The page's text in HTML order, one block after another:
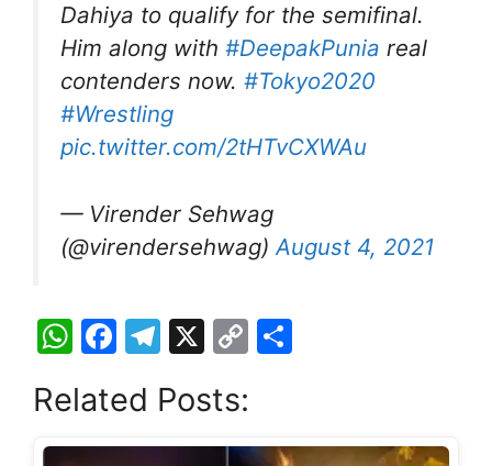
Dahiya to qualify for the semifinal.
Him along with #DeepakPunia real
contenders now. #Tokyo2020
#Wrestling
pic.twitter.com/2tHTvCXWAu
— Virender Sehwag
(@virendersehwag) August 4, 2021
W
at
s
F
c
e
T
e
gr
X
C
y e
Related Posts: